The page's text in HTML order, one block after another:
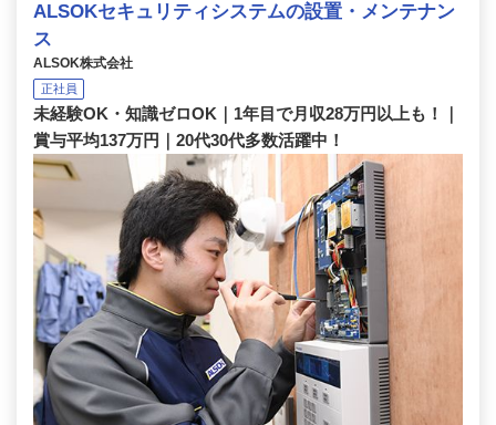
ALSOKセキュリティシステムの設置・メンテナン
ス
ALSOK株式会社
正社員
未経験OK・知識ゼロOK｜1年目で月収28万円以上も！｜
賞与平均137万円｜20代30代多数活躍中！